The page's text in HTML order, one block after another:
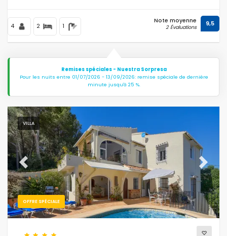
4 2 1
Note moyenne
2 Évaluations 9,5
Remises spéciales - Nuestra Sorpresa
Pour les nuits entre 01/07/2026 - 13/09/2026: remise spéciale de dernière
minute jusqu'à 25 %.
VILLA
OFFRE SPÉCIALE
Previous Next